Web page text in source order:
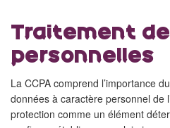
Traitement
personnelles
La CCPA comprend l’importance
données à caractère personnel de
protection comme un élément